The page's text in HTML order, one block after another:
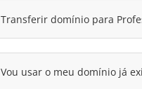
Transferir domínio para
Vou usar o meu domínio já